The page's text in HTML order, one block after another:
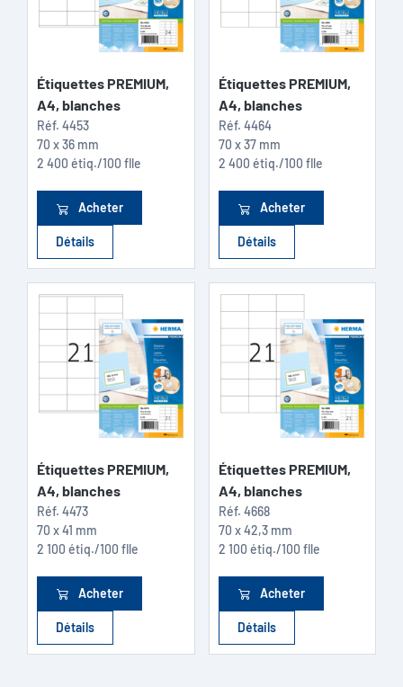
Étiquettes PREMIUM,
A4, blanches
Réf. 4453
70 x 36 mm
2 400 étiq./100 flle
Acheter
Détails
Étiquettes PREMIUM,
A4, blanches
Réf. 4464
70 x 37 mm
2 400 étiq./100 flle
Acheter
Détails
Étiquettes PREMIUM,
A4, blanches
Réf. 4473
70 x 41 mm
2 100 étiq./100 flle
Acheter
Détails
Étiquettes PREMIUM,
A4, blanches
Réf. 4668
70 x 42,3 mm
2 100 étiq./100 flle
Acheter
Détails